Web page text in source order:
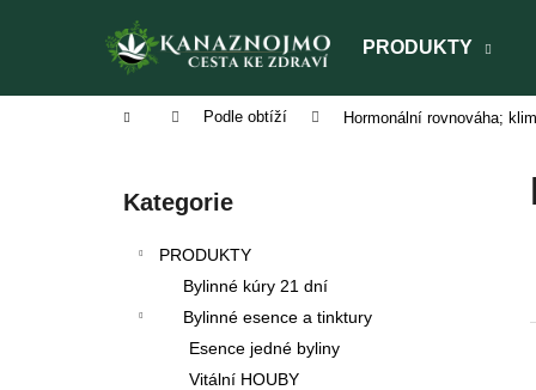
PRODUKTY
Domů Podle obtíží Hormonální rovnováha;
Přeskočit
kategorie
Kategorie
PRODUKTY
Bylinné kúry 21 dní
Bylinné esence a tinktury
Esence jedné byliny
Vitální HOUBY
Zpět
do
Zpět
do